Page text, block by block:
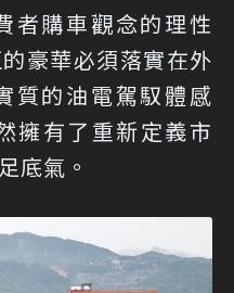
者購車觀念的理性
豪華必須落實在外
質的油電駕馭體感
擁有了重新定義市
底氣。